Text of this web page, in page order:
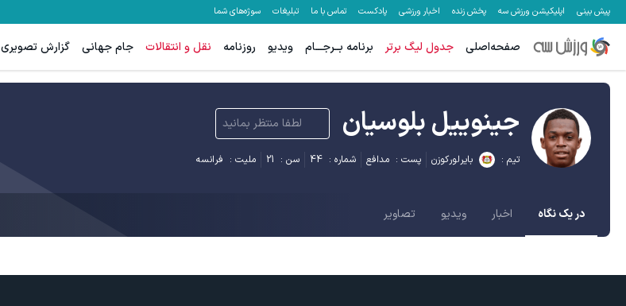
پیش بینی اپلیکیشن ورزش سه پخش زنده اخبار ورزشی پادکست تماس با ما تبلیغات سوژه‌های شما
صفحه‌اصلی جدول لیگ برتر برنامه بــرجـــام ویدیو روزنامه نقل و انتقالات جام جهانی گزارش تصویری
جینوییل بلوسیان لطفا منتظر بمانید
تیم : بایرلورکوزن پست : مدافع شماره : 44 سن : 21 ملیت : فرانسه
در یک نگاه اخبار ویدیو تصاویر